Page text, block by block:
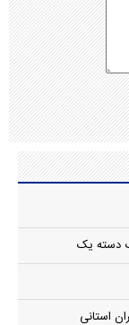
دسته یک
استانی